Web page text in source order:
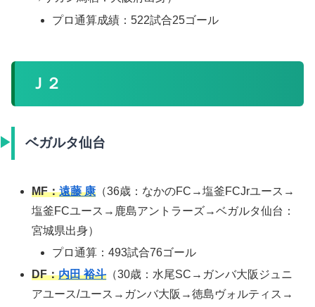
プロ通算成績：522試合25ゴール
Ｊ２
ベガルタ仙台
MF：遠藤 康 （36歳：なかのFC→塩釜FCJrユース→
塩釜FCユース→鹿島アントラーズ→ベガルタ仙台：
宮城県出身）
プロ通算：493試合76ゴール
DF：内田 裕斗 （30歳：水尾SC→ガンバ大阪ジュニ
アユース/ユース→ガンバ大阪→徳島ヴォルティス→